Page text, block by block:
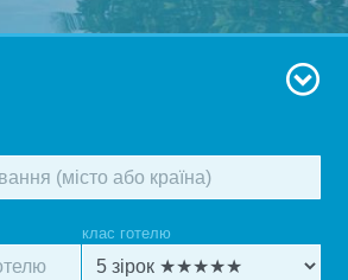
клас готелю